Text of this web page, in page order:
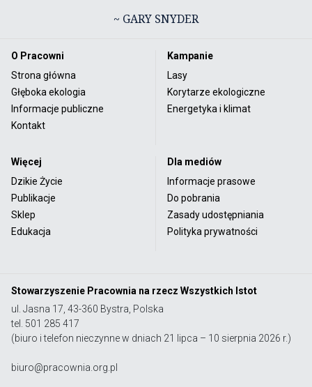
~ GARY SNYDER
O Pracowni
Strona główna
Głęboka ekologia
Informacje publiczne
Kontakt
Kampanie
Lasy
Korytarze ekologiczne
Energetyka i klimat
Więcej
Dzikie Życie
Publikacje
Sklep
Edukacja
Dla mediów
Informacje prasowe
Do pobrania
Zasady udostępniania
Polityka prywatności
Stowarzyszenie Pracownia na rzecz Wszystkich Istot
ul. Jasna 17, 43-360 Bystra, Polska
tel. 501 285 417
(biuro i telefon nieczynne w dniach 21 lipca – 10 sierpnia 2026 r.)
biuro@pracownia.org.pl